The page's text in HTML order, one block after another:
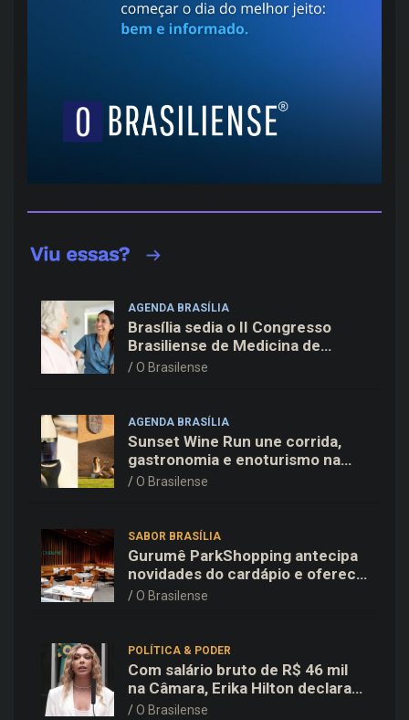
AGENDA BRASÍLIA
Brasília sedia o II Congresso
Brasiliense de Medicina de
Família e Comunidade na Fiocruz
O Brasilense
AGENDA BRASÍLIA
Sunset Wine Run une corrida,
gastronomia e enoturismo na
Vinícola Brasília
O Brasilense
SABOR BRASÍLIA
Gurumê ParkShopping antecipa
novidades do cardápio e oferece
25% de desconto no delivery
O Brasilense
POLÍTICA & PODER
Com salário bruto de R$ 46 mil
na Câmara, Erika Hilton declara
patrimônio de R$ 15,9 mil ao TSE
O Brasilense